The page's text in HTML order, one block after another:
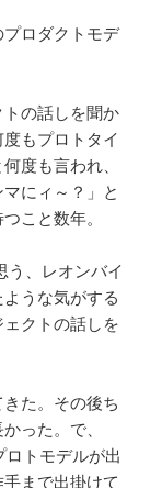
ロダクトモデ
の話しを聞か
もプロトタイ
度も言われ、
にィ～？」と
こと数年。
う、レオンバイ
うな気がする
クトの話しを
た。その後ち
った。で、
トモデルが出
まで出掛けて